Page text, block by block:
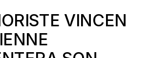
VINCEN